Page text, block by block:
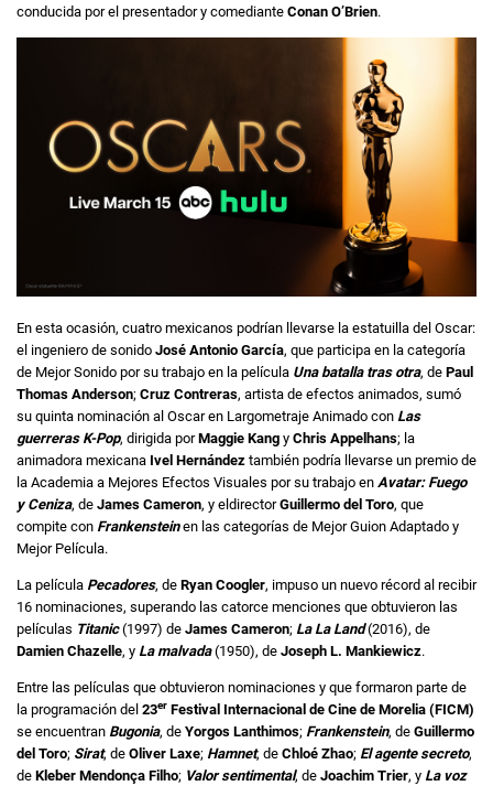
conducida por el presentador y comediante Conan O’Brien.
En esta ocasión, cuatro mexicanos podrían llevarse la estatuilla del Oscar:
el ingeniero de sonido José Antonio García, que participa en la categoría
de Mejor Sonido por su trabajo en la película Una batalla tras otra, de Paul
Thomas Anderson; Cruz Contreras, artista de efectos animados, sumó
su quinta nominación al Oscar en Largometraje Animado con Las
guerreras K-Pop, dirigida porMaggie Kang y Chris Appelhans; la
animadora mexicana Ivel Hernández también podría llevarse un premio de
la Academia a Mejores Efectos Visuales por su trabajo en Avatar: Fuego
y Ceniza, de James Cameron, y eldirectorGuillermo del Toro, que
compite con Frankensteinen las categorías de Mejor Guion Adaptado y
Mejor Película.
La película Pecadores, de Ryan Coogler, impuso un nuevo récord al recibir
16 nominaciones, superando las catorce menciones que obtuvieron las
películas Titanic(1997) de James Cameron; La La Land(2016), de
Damien Chazelle, y La malvada(1950), de Joseph L. Mankiewicz.
Entre las películas que obtuvieron nominaciones y que formaron parte de
la programación del 23er Festival Internacional de Cine de Morelia (FICM)
se encuentran Bugonia, de Yorgos Lanthimos; Frankenstein, de Guillermo
del Toro; Sirat, de Oliver Laxe; Hamnet, de Chloé Zhao; El agente secreto,
de Kleber Mendonça Filho; Valor sentimental, de Joachim Trier, y La voz